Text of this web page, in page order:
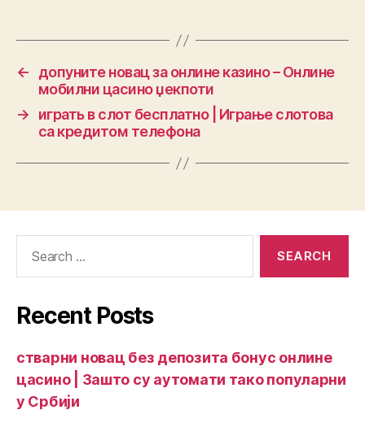
←
допуните новац за онлине казино – Онлине
мобилни цасино џекпоти
→
играть в слот бесплатно | Играње слотова
са кредитом телефона
Recent Posts
стварни новац без депозита бонус онлине
цасино | Зашто су аутомати тако популарни
у Србији